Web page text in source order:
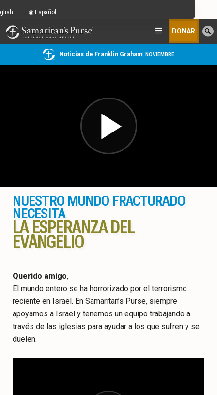
DONAR
Noticias de Franklin Graham|NOVIEMBRE
NUESTRO MUNDO FRACTURADO
NECESITA
LA ESPERANZA DEL
EVANGELIO
Querido amigo,
El mundo entero se ha horrorizado por el terrorismo
reciente en Israel. En Samaritan’s Purse, siempre
apoyamos a Israel y tenemos un equipo trabajando a
través de las iglesias para ayudar a los que sufren y se
duelen.
Español